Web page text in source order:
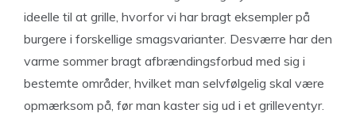
ideelle til at grille, hvorfor vi har bragt eksempler på
burgere i forskellige smagsvarianter. Desværre har den
varme sommer bragt afbrændingsforbud med sig i
bestemte områder, hvilket man selvfølgelig skal være
opmærksom på, før man kaster sig ud i et grilleventyr.